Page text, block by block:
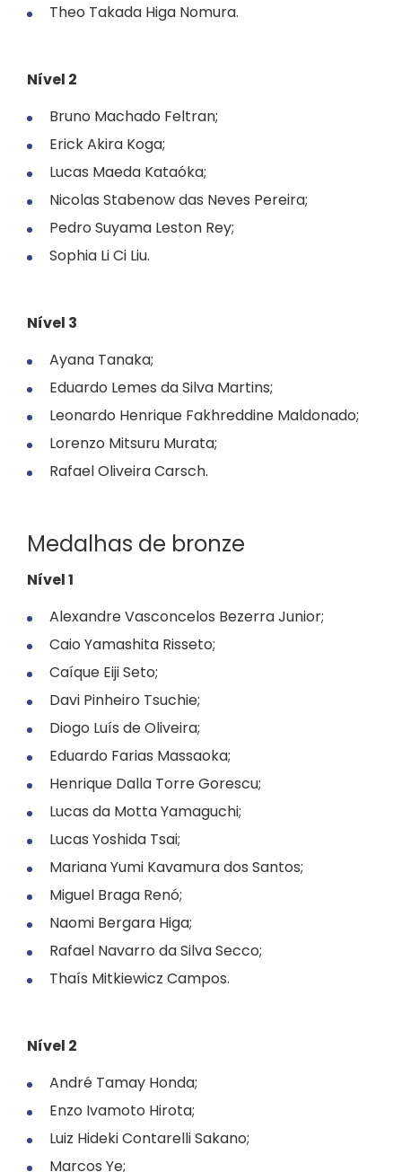
Theo Takada Higa Nomura.
Nível 2
Bruno Machado Feltran;
Erick Akira Koga;
Lucas Maeda Kataóka;
Nicolas Stabenow das Neves Pereira;
Pedro Suyama Leston Rey;
Sophia Li Ci Liu.
Nível 3
Ayana Tanaka;
Eduardo Lemes da Silva Martins;
Leonardo Henrique Fakhreddine Maldonado;
Lorenzo Mitsuru Murata;
Rafael Oliveira Carsch.
Medalhas de bronze
Nível 1
Alexandre Vasconcelos Bezerra Junior;
Caio Yamashita Risseto;
Caíque Eiji Seto;
Davi Pinheiro Tsuchie;
Diogo Luís de Oliveira;
Eduardo Farias Massaoka;
Henrique Dalla Torre Gorescu;
Lucas da Motta Yamaguchi;
Lucas Yoshida Tsai;
Mariana Yumi Kavamura dos Santos;
Miguel Braga Renó;
Naomi Bergara Higa;
Rafael Navarro da Silva Secco;
Thaís Mitkiewicz Campos.
Nível 2
André Tamay Honda;
Enzo Ivamoto Hirota;
Luiz Hideki Contarelli Sakano;
Marcos Ye;